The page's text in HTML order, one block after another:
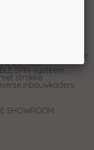
hoekhaarden met
(glas uit 1 stuk),
zichtbaar zijn.
om ook in low-
worden. mede
accumulatieset, kan
worden.
SPIN-systeem.
strakke
inbouwkaders,
SHOWROOM